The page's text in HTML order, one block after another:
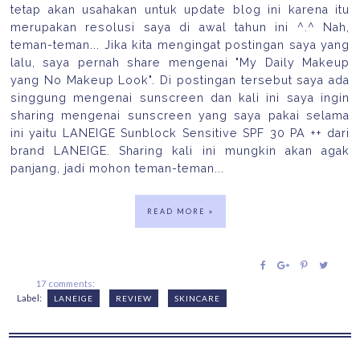
tetap akan usahakan untuk update blog ini karena itu
merupakan resolusi saya di awal tahun ini ^.^ Nah,
teman-teman... Jika kita mengingat postingan saya yang
lalu, saya pernah share mengenai "My Daily Makeup
yang No Makeup Look". Di postingan tersebut saya ada
singgung mengenai sunscreen dan kali ini saya ingin
sharing mengenai sunscreen yang saya pakai selama
ini yaitu LANEIGE Sunblock Sensitive SPF 30 PA ++ dari
brand LANEIGE. Sharing kali ini mungkin akan agak
panjang, jadi mohon teman-teman...
READ MORE »
17 comments:
Label:
LANEIGE REVIEW SKINCARE